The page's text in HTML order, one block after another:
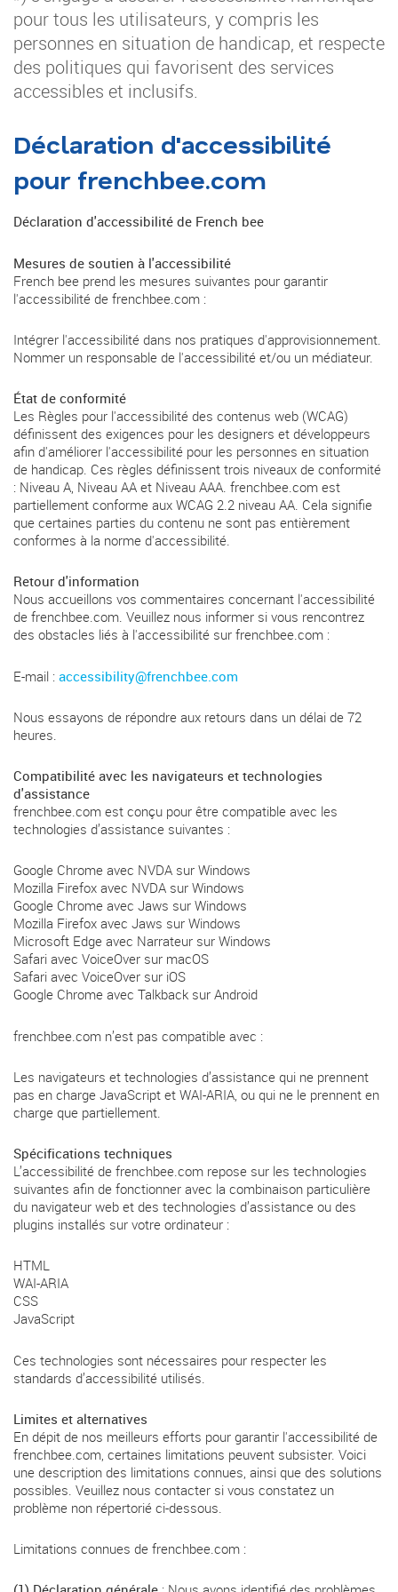
pour tous les utilisateurs, y compris les
personnes en situation de handicap, et respecte
des politiques qui favorisent des services
accessibles et inclusifs.
Déclaration d'accessibilité
pour frenchbee.com
Déclaration d'accessibilité de French bee
Mesures de soutien à l'accessibilité
French bee prend les mesures suivantes pour garantir
l'accessibilité de frenchbee.com :
Intégrer l'accessibilité dans nos pratiques d'approvisionnement.
Nommer un responsable de l'accessibilité et/ou un médiateur.
État de conformité
Les Règles pour l'accessibilité des contenus web (WCAG)
définissent des exigences pour les designers et développeurs
afin d'améliorer l'accessibilité pour les personnes en situation
de handicap. Ces règles définissent trois niveaux de conformité
: Niveau A, Niveau AA et Niveau AAA. frenchbee.com est
partiellement conforme aux WCAG 2.2 niveau AA. Cela signifie
que certaines parties du contenu ne sont pas entièrement
conformes à la norme d'accessibilité.
Retour d'information
Nous accueillons vos commentaires concernant l'accessibilité
de frenchbee.com. Veuillez nous informer si vous rencontrez
des obstacles liés à l'accessibilité sur frenchbee.com :
E-mail : accessibility@frenchbee.com
Nous essayons de répondre aux retours dans un délai de 72
heures.
Compatibilité avec les navigateurs et technologies
d'assistance
frenchbee.com est conçu pour être compatible avec les
technologies d’assistance suivantes :
Google Chrome avec NVDA sur Windows
Mozilla Firefox avec NVDA sur Windows
Google Chrome avec Jaws sur Windows
Mozilla Firefox avec Jaws sur Windows
Microsoft Edge avec Narrateur sur Windows
Safari avec VoiceOver sur macOS
Safari avec VoiceOver sur iOS
Google Chrome avec Talkback sur Android
frenchbee.com n’est pas compatible avec :
Les navigateurs et technologies d’assistance qui ne prennent
pas en charge JavaScript et WAI-ARIA, ou qui ne le prennent en
charge que partiellement.
Spécifications techniques
L’accessibilité de frenchbee.com repose sur les technologies
suivantes afin de fonctionner avec la combinaison particulière
du navigateur web et des technologies d’assistance ou des
plugins installés sur votre ordinateur :
HTML
WAI-ARIA
CSS
JavaScript
Ces technologies sont nécessaires pour respecter les
standards d’accessibilité utilisés.
Limites et alternatives
En dépit de nos meilleurs efforts pour garantir l'accessibilité de
frenchbee.com, certaines limitations peuvent subsister. Voici
une description des limitations connues, ainsi que des solutions
possibles. Veuillez nous contacter si vous constatez un
problème non répertorié ci-dessous.
Limitations connues de frenchbee.com :